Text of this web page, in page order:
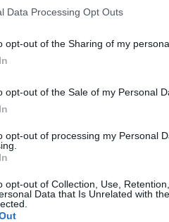
Data Processing Opt Outs
opt-out of the Sharing of my
opt-out of the Sale of my Personal
opt-out of processing my Personal
opt-out of Collection, Use,
Data that Is Unrelated with
είδη
μπορούν να συμμετάσχουν
από δήλωση συμμετοχής.Οι
εμπειρία στην